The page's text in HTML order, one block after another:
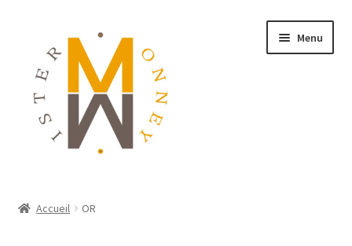
Menu
Accueil OR